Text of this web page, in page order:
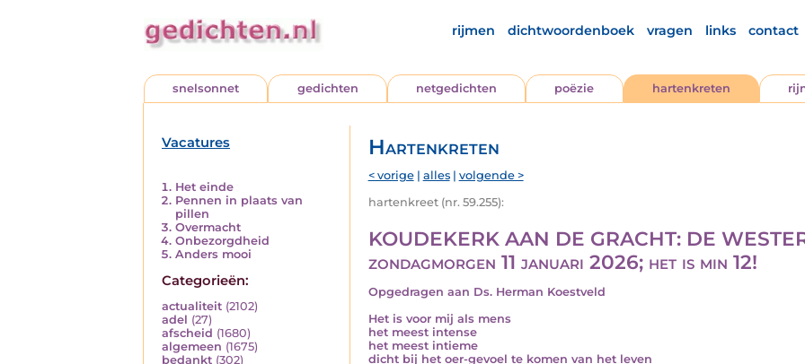
rijmen dichtwoordenboek vragen links contact
snelsonnet gedichten netgedichten poëzie hartenkreten
Vacatures
Het einde
Pennen in plaats van
pillen
Overmacht
Onbezorgdheid
Anders mooi
Categorieën:
actualiteit (2102)
adel (27)
afscheid (1680)
algemeen (1675)
bedankt (302)
Hartenkreten
< vorige| alles| volgende >
hartenkreet (nr. 59.255):
KOUDEKERK AAN DE GRACHT: DE
zondagmorgen 11 januari 2026; het is min 12!
Opgedragen aan Ds. Herman Koestveld
Het is voor mij als mens
het meest intense
het meest intieme
dicht bij het oer-gevoel te komen van het leven